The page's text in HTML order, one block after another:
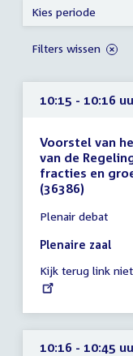
10:15 - 10:16
Voorstel van
van de
fracties en
(36386)
vergadering
10:15
10:16
uur
Plenair debat
Plenaire zaal
Kijk terug link
10:16 - 10:45
Kies periode
Filters wissen